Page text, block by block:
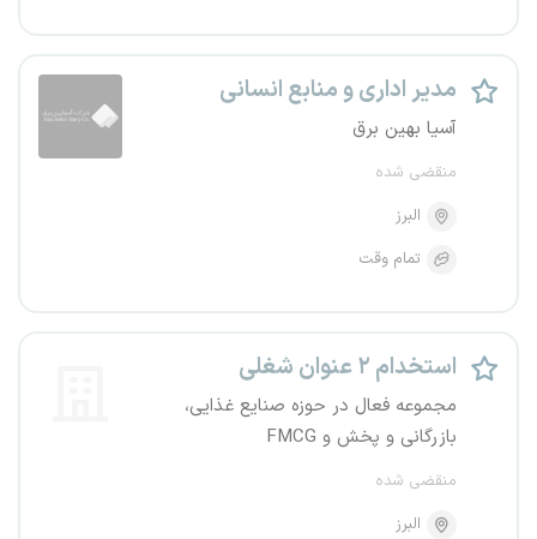
مدیر اداری و منابع انسانی
آسیا بهین برق
منقضی شده
البرز
تمام وقت
استخدام ۲ عنوان شغلی
مجموعه فعال در حوزه صنایع غذایی،
بازرگانی و پخش و FMCG
منقضی شده
البرز